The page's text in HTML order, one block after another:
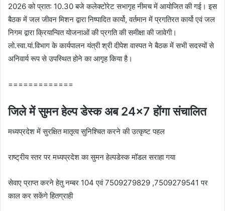
2026 को प्रात: 10.30 बजे कलेक्‍टोरेट सभागृह नीमच में आयोजित की गई। इस
बैठक में जल जीवन मिशन द्वारा निष्‍पादित कार्यो, वर्तमान में प्रगतिरत कार्यो एवं जल
निगम द्वारा क्रियान्वित योजनाओं की प्रगति की समीक्षा की जावेगी।
लो.स्‍वा.यां.विभाग के कार्यपालन यंत्री श्री दीपेश वास्‍पत ने बैठक में सभी सदस्‍यों से
अनिवार्य रूप से उपस्थित होने का आगृह किया है।
=============
जिले में सुमन हेल्प डेस्क अब 24×7 होंगा संचालित
मध्यप्रदेश में सुरक्षित मातृत्व सुनिश्चित करने की उत्कृष्ट पहल
राष्ट्रीय स्तर पर मध्यप्रदेश का सुमन हेल्पडेस्क मॉडल सराहा गया
सेवाए प्राप्त करने हेतु नम्बर 104 एवं 7509279829 ,7509279541 पर
काल कर सकेंगे हितग्राही